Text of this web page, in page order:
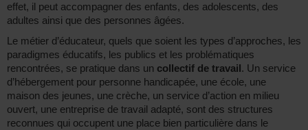
effet, il peut accompagner des enfants, des adolescents, des
adultes ainsi que des personnes âgées.
Le métier d’éducateur, quels que soient les types d’approches, les
paradigmes éducatifs, les publics et les problématiques
rencontrées, se pratique dans un collectif de travail . Un service
d’hébergement pour personne handicapée, une école, une
maison des jeunes, une crèche, un service d’action en milieu
ouvert, une entreprise de travail adapté, sont des structures
reconnues qui occupent une place bien particulière dans le